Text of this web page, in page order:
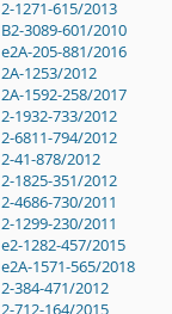
2-1271-615/2013
B2-3089-601/2010
e2A-205-881/2016
2A-1253/2012
2A-1592-258/2017
2-1932-733/2012
2-6811-794/2012
2-41-878/2012
2-1825-351/2012
2-4686-730/2011
2-1299-230/2011
e2-1282-457/2015
e2A-1571-565/2018
2-384-471/2012
2-712-164/2015